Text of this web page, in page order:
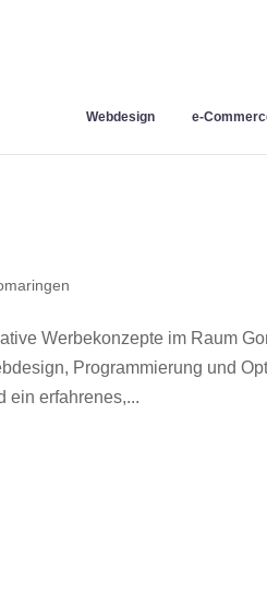
Webdesign e-
Werbekonzepte im Raum
Programmierung und
ein erfahrenes,...